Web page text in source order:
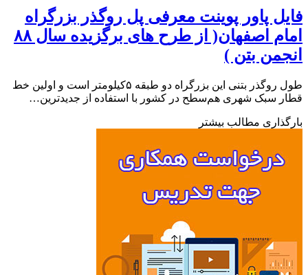
پاور پوینت معرفی پل روگذر بزرگراه
امام اصفهان( از طرح های برگزیده سال ۸۸
بتن )
طول روگذر بتنی این بزرگراه دو طبقه ۵کیلومتر است و اولین خط
سبک شهری هم‌سطح در کشور با استفاده از جدیدترین…
مطالب بیشتر